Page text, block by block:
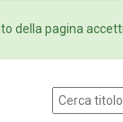
Newsletter
della pagina